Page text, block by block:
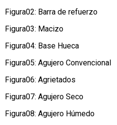
Figura02: Barra de refuerzo
Figura03: Macizo
Figura04: Base Hueca
Figura05: Agujero Convencional
Figura06: Agrietados
Figura07: Agujero Seco
Figura08: Agujero Húmedo